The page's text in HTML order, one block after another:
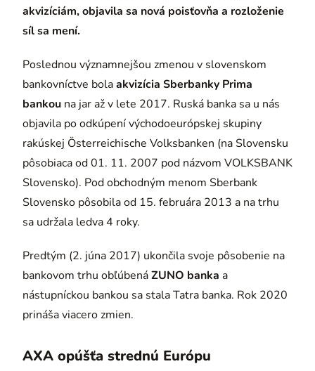
akvizíciám, objavila sa nová poisťovňa a rozloženie
síl sa mení.
Poslednou významnejšou zmenou v slovenskom
bankovníctve bolaakvizícia Sberbanky Prima
bankou na jar až v lete 2017. Ruská banka sa u nás
objavila po odkúpení východoeurópskej skupiny
rakúskej Österreichische Volksbanken (na Slovensku
pôsobiaca od 01. 11. 2007 pod názvom VOLKSBANK
Slovensko). Pod obchodným menom Sberbank
Slovensko pôsobila od 15. februára 2013 a na trhu
sa udržala ledva 4 roky.
Predtým (2. júna 2017) ukončila svoje pôsobenie na
bankovom trhu obľúbenáZUNO banka a
nástupníckou bankou sa stala Tatra banka. Rok 2020
prináša viacero zmien.
AXA opúšťa strednú Európu